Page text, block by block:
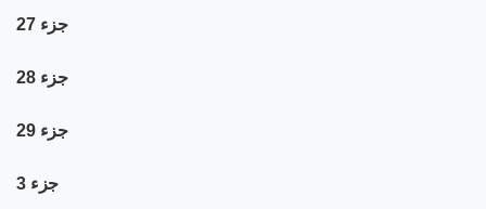
جزء 27
جزء 28
جزء 29
جزء 3